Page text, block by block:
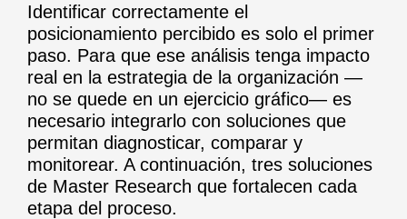
Identificar correctamente el
posicionamiento percibido es solo el primer
paso. Para que ese análisis tenga impacto
real en la estrategia de la organización —
no se quede en un ejercicio gráfico— es
necesario integrarlo con soluciones que
permitan diagnosticar, comparar y
monitorear. A continuación, tres soluciones
de Master Research que fortalecen cada
etapa del proceso.